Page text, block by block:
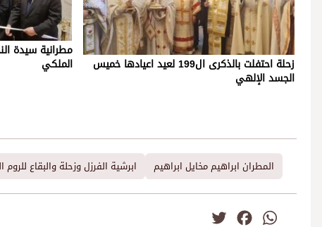
زحلة احتفلت بالذكرى ال199 لعيد اعيادها خميس
الجسد الإلهي
مطرانية سيدة
الملكي
المطران ابراهيم مخايل ابراهيم ابرشية الفرزل وزحلة والبقاع للروم
WhatsApp
Facebook